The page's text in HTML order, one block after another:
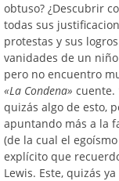
obtuso? ¿Descubrir
todas sus
protestas y sus
vanidades de un
pero no encuentro
«La Condena» cuente.
quizás algo de esto,
apuntando más a la
(de la cual el
explícito que
Lewis. Este, quizás